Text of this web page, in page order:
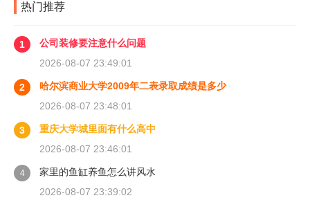
热门推荐
1
公司装修要注意什么问题
2026-08-07 23:49:01
2
哈尔滨商业大学2009年二表录取成绩是多少
2026-08-07 23:48:01
3
重庆大学城里面有什么高中
2026-08-07 23:46:01
4
家里的鱼缸养鱼怎么讲风水
2026-08-07 23:39:02